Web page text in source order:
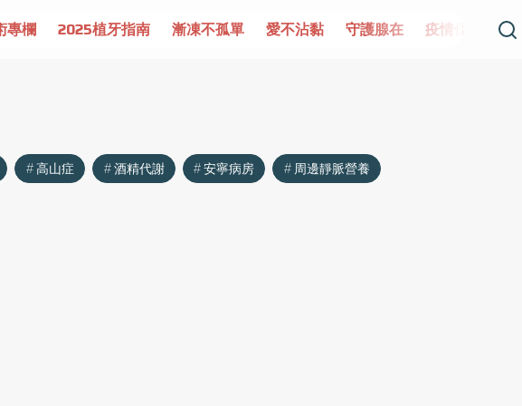
專欄 2025植牙指南 漸凍不孤單 愛不沾黏 守護腺在 疫情保衛戰
高山症 酒精代謝 安寧病房 周邊靜脈營養